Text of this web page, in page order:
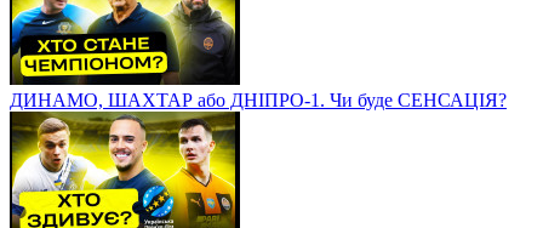
ДИНАМО, ШАХТАР або ДНІПРО-1. Чи буде СЕНСАЦІЯ?